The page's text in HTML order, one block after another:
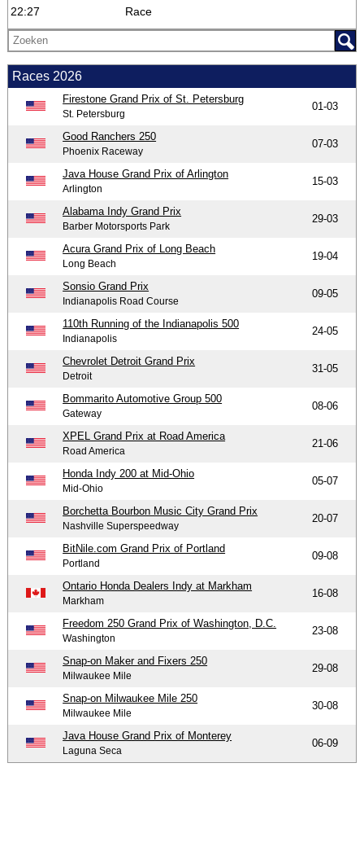
22:27 Race
Races 2026
Firestone Grand Prix of St. Petersburg
St. Petersburg
01-03
Good Ranchers 250
Phoenix Raceway
07-03
Java House Grand Prix of Arlington
Arlington
15-03
Alabama Indy Grand Prix
Barber Motorsports Park
29-03
Acura Grand Prix of Long Beach
Long Beach
19-04
Sonsio Grand Prix
Indianapolis Road Course
09-05
110th Running of the Indianapolis 500
Indianapolis
24-05
Chevrolet Detroit Grand Prix
Detroit
31-05
Bommarito Automotive Group 500
Gateway
08-06
XPEL Grand Prix at Road America
Road America
21-06
Honda Indy 200 at Mid-Ohio
Mid-Ohio
05-07
Borchetta Bourbon Music City Grand Prix
Nashville Superspeedway
20-07
BitNile.com Grand Prix of Portland
Portland
09-08
Ontario Honda Dealers Indy at Markham
Markham
16-08
Freedom 250 Grand Prix of Washington, D.C.
Washington
23-08
Snap-on Maker and Fixers 250
Milwaukee Mile
29-08
Snap-on Milwaukee Mile 250
Milwaukee Mile
30-08
Java House Grand Prix of Monterey
Laguna Seca
06-09